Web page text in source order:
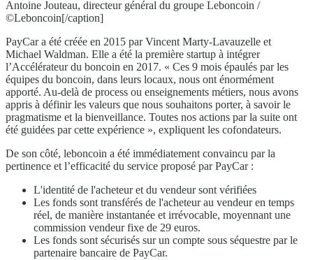
Antoine Jouteau, directeur général du groupe Leboncoin /
©Leboncoin[/caption]
PayCar a été créée en 2015 par Vincent Marty-Lavauzelle et
Michael Waldman. Elle a été la première startup à intégrer
l’Accélérateur du boncoin en 2017. « Ces 9 mois épaulés par les
équipes du boncoin, dans leurs locaux, nous ont énormément
apporté. Au-delà de process ou enseignements métiers, nous avons
appris à définir les valeurs que nous souhaitons porter, à savoir le
pragmatisme et la bienveillance. Toutes nos actions par la suite ont
été guidées par cette expérience », expliquent les cofondateurs.
De son côté, leboncoin a été immédiatement convaincu par la
pertinence et l’efficacité du service proposé par PayCar :
L'identité de l'acheteur et du vendeur sont vérifiées
Les fonds sont transférés de l'acheteur au vendeur en temps
réel, de manière instantanée et irrévocable, moyennant une
commission vendeur fixe de 29 euros.
Les fonds sont sécurisés sur un compte sous séquestre par le
partenaire bancaire de PayCar.